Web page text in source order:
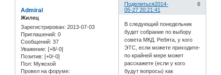
Поделиться 6
2014-
05-27 20:21:41
Admiral
Жилец
Зарегистрирован: 2013-07-03
Приглашений: 0
Сообщений: 37
Уважение: [+8/-0]
Позитив: [+0/-0]
Пол: Мужской
Провел на форуме:
В следующий понедельник
будет собрание по выбору
совета МКД. Ребята, у кого
ЭТС, если можете приходите-
по крайней мере может
расскажете (если у кого
будут вопросы) как